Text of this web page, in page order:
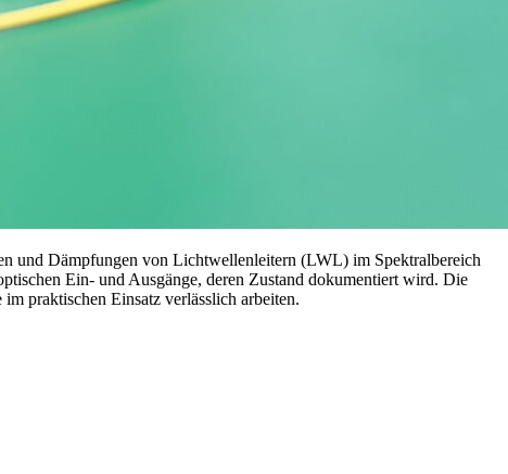
und Dämpfungen von Lichtwellenleitern (LWL) im Spektralbereich
Ein- und Ausgänge, deren Zustand dokumentiert wird. Die
praktischen Einsatz verlässlich arbeiten.